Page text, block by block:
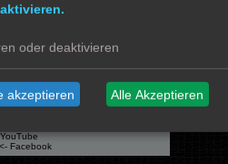
Facebook
oder deaktivieren
akzeptieren Alle Akzeptieren